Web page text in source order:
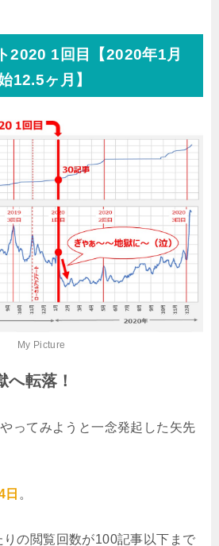
2020 1回目【2020年1月
12.5ヶ月】
My Picture
へ転落！
ってみようと一念発起した矢先
日 。
の閲覧回数が100記事以下まで